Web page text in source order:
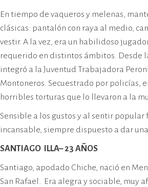
En tiempo de vaqueros y melenas,
clásicas: pantalón con raya al medio,
vestir. A la vez, era un habilidoso
requerido en distintos ámbitos. Desde
integró a la Juventud Trabajadora
Montoneros. Secuestrado por policías,
horribles torturas que lo llevaron a la
Sensible a los gustos y al sentir
incansable, siempre dispuesto a dar
SANTIAGO ILLA– 23 AÑOS
Santiago, apodado Chiche, nació en
San Rafael. Era alegra y sociable, muy